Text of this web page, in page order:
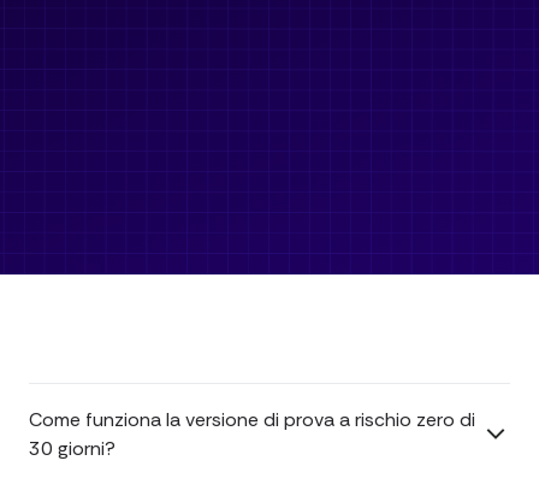
Come funziona la versione di prova a rischio zero di
30 giorni?